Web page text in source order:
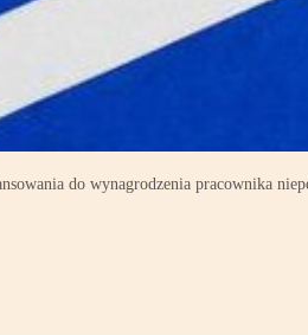
do wynagrodzenia pracownika